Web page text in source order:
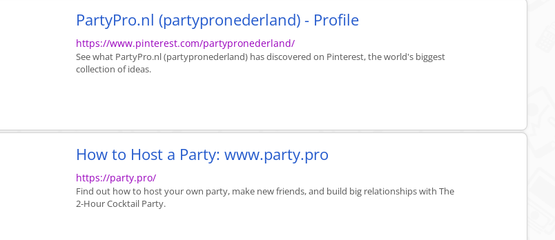
PartyPro.nl (partypronederland) - Profile
https://www.pinterest.com/partypronederland/
See what PartyPro.nl (partypronederland) has discovered on Pinterest, the world's biggest
collection of ideas.
How to Host a Party: www.party.pro
https://party.pro/
Find out how to host your own party, make new friends, and build big relationships with The
2-Hour Cocktail Party.